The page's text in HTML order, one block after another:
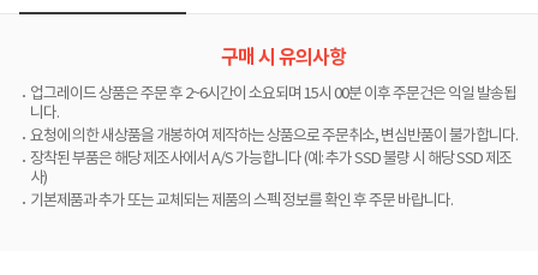
구매 시 유의사항
업그레이드 상품은 주문 후 2~6시간이 소요되며 15시 00분 이후 주문건은 익일 발송됩
니다.
요청에 의한 새상품을 개봉하여 제작하는 상품으로 주문취소, 변심반품이 불가합니다.
장착된 부품은 해당 제조사에서 A/S 가능합니다 (예: 추가 SSD 불량 시 해당 SSD 제조
사)
기본제품과 추가 또는 교체되는 제품의 스펙 정보를 확인 후 주문 바랍니다.